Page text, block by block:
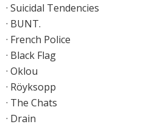
· Suicidal Tendencies
· BUNT.
· French Police
· Black Flag
· Oklou
· Röyksopp
· The Chats
· Drain